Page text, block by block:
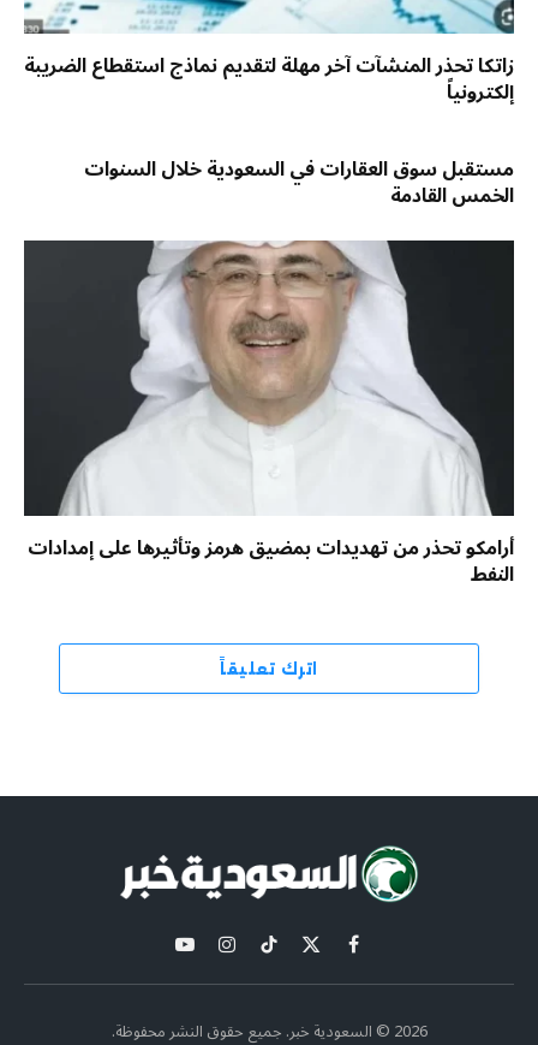
زاتكا تحذر المنشآت آخر مهلة لتقديم نماذج استقطاع الضريبة
إلكترونياً
مستقبل سوق العقارات في السعودية خلال السنوات
الخمس القادمة
أرامكو تحذر من تهديدات بمضيق هرمز وتأثيرها على إمدادات
النفط
اترك تعليقاً
فيسبوك
X
(Twitter)
تيكتوكالانستغراميوتيوب
2026 © السعودية خبر. جميع حقوق النشر محفوظة.